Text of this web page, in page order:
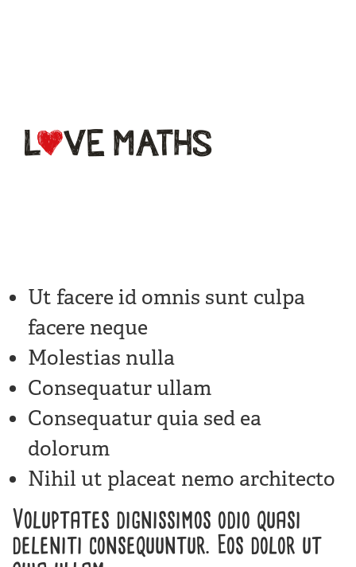
Ut facere id omnis sunt culpa
facere neque
Molestias nulla
Consequatur ullam
Consequatur quia sed ea
dolorum
Nihil ut placeat nemo architecto
Voluptates dignissimos odio quasi
deleniti consequuntur. Eos dolor ut